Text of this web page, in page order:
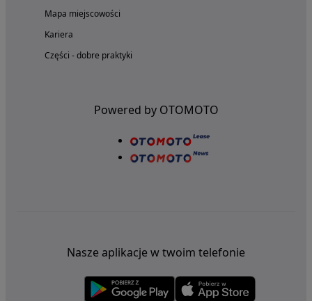
Mapa miejscowości
Kariera
Części - dobre praktyki
Powered by OTOMOTO
Nasze aplikacje w twoim telefonie